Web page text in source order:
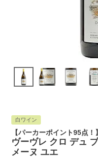
白ワイン
【パーカーポイント95点！】
ヴーヴレ クロ デュ
メーヌ ユエ